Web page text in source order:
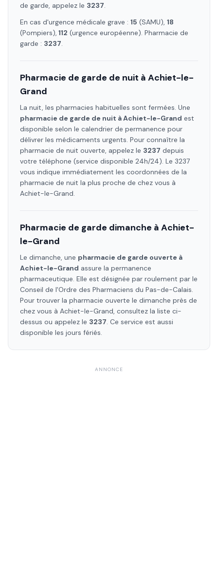
de garde, appelez le 3237.
En cas d'urgence médicale grave : 15 (SAMU), 18
(Pompiers), 112 (urgence européenne). Pharmacie de
garde : 3237.
Pharmacie de garde de nuit à Achiet-le-
Grand
La nuit, les pharmacies habituelles sont fermées. Une
pharmacie de garde de nuit àAchiet-le-Grand est
disponible selon le calendrier de permanence pour
délivrer les médicaments urgents. Pour connaître la
pharmacie de nuit ouverte, appelez le 3237 depuis
votre téléphone (service disponible 24h/24). Le 3237
vous indique immédiatement les coordonnées de la
pharmacie de nuit la plus proche de chez vous à
Achiet-le-Grand.
Pharmacie de garde dimanche à Achiet-
le-Grand
Le dimanche, une pharmacie de garde ouverte à
Achiet-le-Grand assure la permanence
pharmaceutique. Elle est désignée par roulement par le
Conseil de l'Ordre des Pharmaciens du Pas-de-Calais.
Pour trouver la pharmacie ouverte le dimanche près de
chez vous à Achiet-le-Grand, consultez la liste ci-
dessus ou appelez le 3237. Ce service est aussi
disponible les jours fériés.
ANNONCE